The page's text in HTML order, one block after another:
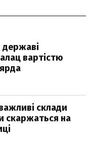
державі
вартістю
склади
скаржаться на